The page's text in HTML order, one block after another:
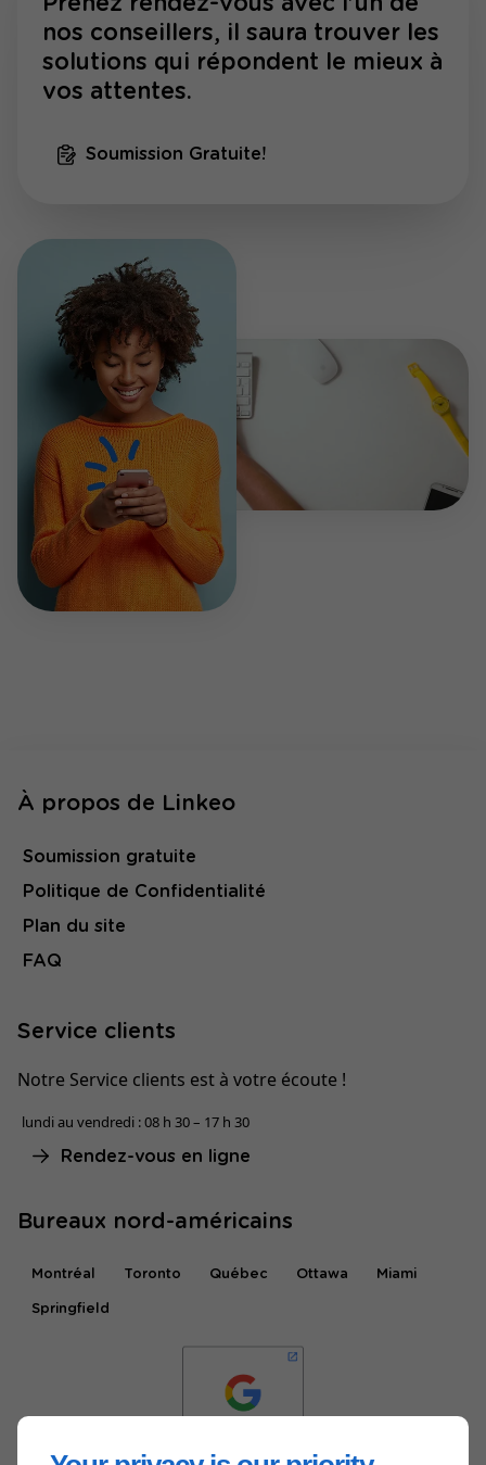
nos conseillers, il saura trouver les
solutions qui répondent le mieux à
vos attentes.
Soumission Gratuite!
À propos de Linkeo
Soumission gratuite
Politique de Confidentialité
Plan du site
FAQ
Service clients
Notre Service clients est à votre écoute !
lundi au vendredi : 08 h 30 – 17 h 30
Rendez-vous en ligne
Bureaux nord-américains
Montréal Toronto Québec Ottawa Miami
Springfield